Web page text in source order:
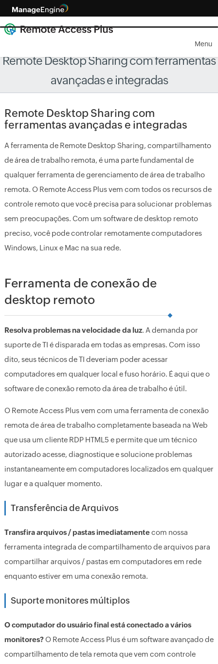
Menu
Remote Desktop Sharing com ferramentas
avançadas e integradas
Remote Desktop Sharing com
ferramentas avançadas e integradas
A ferramenta de Remote Desktop Sharing, compartilhamento
de área de trabalho remota, é uma parte fundamental de
qualquer ferramenta de gerenciamento de área de trabalho
remota. O Remote Access Plus vem com todos os recursos de
controle remoto que você precisa para solucionar problemas
sem preocupações. Com um software de desktop remoto
preciso, você pode controlar remotamente computadores
Windows, Linux e Mac na sua rede.
Ferramenta de conexão de
desktop remoto
Resolva problemas na velocidade da luz. A demanda por
suporte de TI é disparada em todas as empresas. Com isso
dito, seus técnicos de TI deveriam poder acessar
computadores em qualquer local e fuso horário. É aqui que o
software de conexão remoto da área de trabalho é útil.
O Remote Access Plus vem com uma ferramenta de conexão
remota de área de trabalho completamente baseada na Web
que usa um cliente RDP HTML5 e permite que um técnico
autorizado acesse, diagnostique e solucione problemas
instantaneamente em computadores localizados em qualquer
lugar e a qualquer momento.
Transferência de Arquivos
Transfira arquivos / pastas imediatamentecom nossa
ferramenta integrada de compartilhamento de arquivos para
compartilhar arquivos / pastas em computadores em rede
enquanto estiver em uma conexão remota.
Suporte monitores múltiplos
O computador do usuário final está conectado a vários
monitores?O Remote Access Plus é um software avançado de
compartilhamento de tela remota que vem com controle